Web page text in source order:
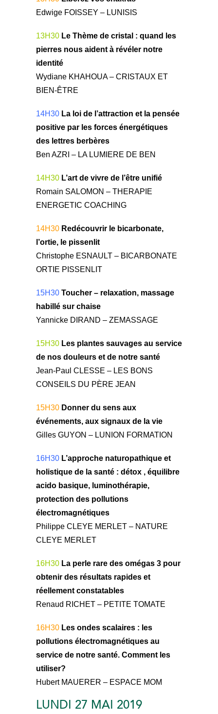
Edwige FOISSEY – LUNISIS
13H30 Le Thème de cristal : quand les
pierres nous aident à révéler notre
identité
Wydiane KHAHOUA – CRISTAUX ET
BIEN-ÊTRE
14H30 La loi de l’attraction et la pensée
positive par les forces énergétiques
des lettres berbères
Ben AZRI – LA LUMIERE DE BEN
14H30 L’art de vivre de l’être unifié
Romain SALOMON – THERAPIE
ENERGETIC COACHING
14H30 Redécouvrir le bicarbonate,
l’ortie, le pissenlit
Christophe ESNAULT – BICARBONATE
ORTIE PISSENLIT
15H30 Toucher – relaxation, massage
habillé sur chaise
Yannicke DIRAND – ZEMASSAGE
15H30 Les plantes sauvages au service
de nos douleurs et de notre santé
Jean-Paul CLESSE – LES BONS
CONSEILS DU PÈRE JEAN
15H30 Donner du sens aux
événements, aux signaux de la vie
Gilles GUYON – LUNION FORMATION
16H30 L’approche naturopathique et
holistique de la santé : détox , équilibre
acido basique, luminothérapie,
protection des pollutions
électromagnétiques
Philippe CLEYE MERLET – NATURE
CLEYE MERLET
16H30 La perle rare des omégas 3 pour
obtenir des résultats rapides et
réellement constatables
Renaud RICHET – PETITE TOMATE
16H30 Les ondes scalaires : les
pollutions électromagnétiques au
service de notre santé. Comment les
utiliser?
Hubert MAUERER – ESPACE MOM
LUNDI 27 MAI 2019